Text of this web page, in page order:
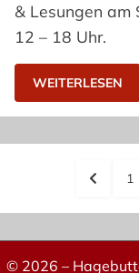
& Lesungen am
12 – 18 Uhr.
WEITERLESEN
Beiträge
1
© 2026 –